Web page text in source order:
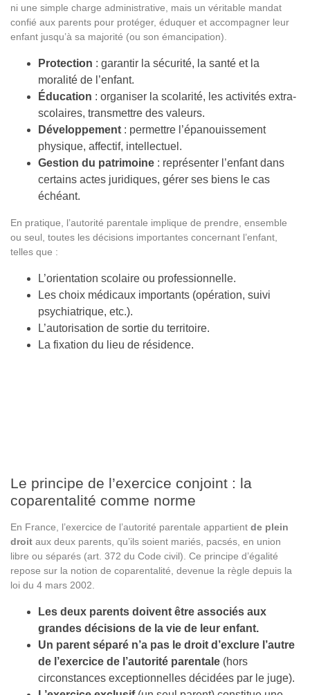
ni une simple charge administrative, mais un véritable mandat
confié aux parents pour protéger, éduquer et accompagner leur
enfant jusqu’à sa majorité (ou son émancipation).
Protection : garantir la sécurité, la santé et la
moralité de l’enfant.
Éducation : organiser la scolarité, les activités extra-
scolaires, transmettre des valeurs.
Développement : permettre l’épanouissement
physique, affectif, intellectuel.
Gestion du patrimoine : représenter l’enfant dans
certains actes juridiques, gérer ses biens le cas
échéant.
En pratique, l’autorité parentale implique de prendre, ensemble
ou seul, toutes les décisions importantes concernant l’enfant,
telles que :
L’orientation scolaire ou professionnelle.
Les choix médicaux importants (opération, suivi
psychiatrique, etc.).
L’autorisation de sortie du territoire.
La fixation du lieu de résidence.
Le principe de l’exercice conjoint : la
coparentalité comme norme
En France, l’exercice de l’autorité parentale appartient de plein
droit aux deux parents, qu’ils soient mariés, pacsés, en union
libre ou séparés (art. 372 du Code civil). Ce principe d’égalité
repose sur la notion de coparentalité, devenue la règle depuis la
loi du 4 mars 2002.
Les deux parents doivent être associés aux
grandes décisions de la vie de leur enfant.
Un parent séparé n’a pas le droit d’exclure l’autre
de l’exercice de l’autorité parentale (hors
circonstances exceptionnelles décidées par le juge).